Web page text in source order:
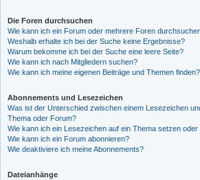
Die Foren durchsuchen
Wie kann ich ein Forum oder mehrere Foren
Weshalb erhalte ich bei der Suche keine Ergebnisse?
Warum bekomme ich bei der Suche eine leere Seite?
Wie kann ich nach Mitgliedern suchen?
Wie kann ich meine eigenen Beiträge und Themen finden?
Abonnements und Lesezeichen
Was ist der Unterschied zwischen einem Lesezeichen
Thema oder Forum?
Wie kann ich ein Lesezeichen auf ein Thema setzen
Wie kann ich ein Forum abonnieren?
Wie deaktiviere ich meine Abonnements?
Dateianhänge